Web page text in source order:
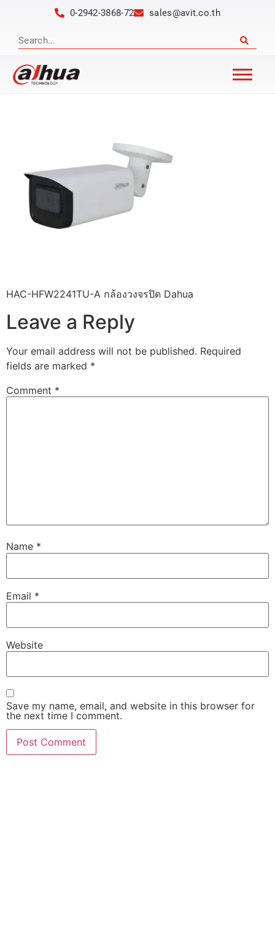
0-2942-3868-72 sales@avit.co.th
HAC-HFW2241TU-A กล้องวงจรปิด Dahua
Leave a Reply
Your email address will not be published. Required
fields are marked *
Comment *
Name *
Email *
Website
Save my name, email, and website in this browser for
the next time I comment.